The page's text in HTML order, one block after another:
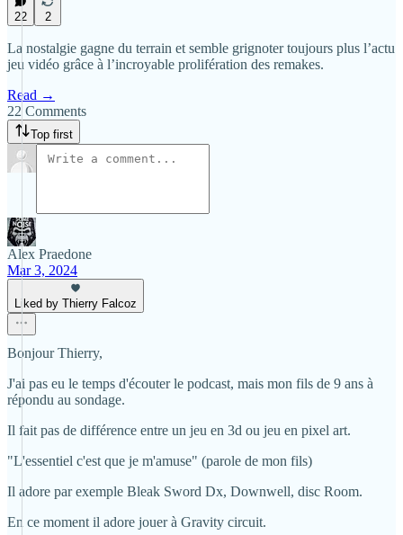
22 2
La nostalgie gagne du terrain et semble grignoter toujours plus l’actu
jeu vidéo grâce à l’incroyable prolifération des remakes.
Read →
22 Comments
Top first
Alex Praedone
Mar 3, 2024
Liked by Thierry Falcoz
Bonjour Thierry,
J'ai pas eu le temps d'écouter le podcast, mais mon fils de 9 ans à
répondu au sondage.
Il fait pas de différence entre un jeu en 3d ou jeu en pixel art.
"L'essentiel c'est que je m'amuse" (parole de mon fils)
Il adore par exemple Bleak Sword Dx, Downwell, disc Room.
En ce moment il adore jouer à Gravity circuit.